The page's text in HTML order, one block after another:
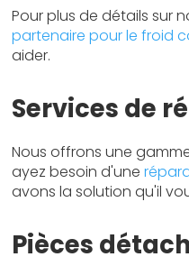
Pour plus de détails sur
partenaire pour le froid
aider.
Services de
Nous offrons une
ayez besoin d'une
avons la solution qu'il
Pièces